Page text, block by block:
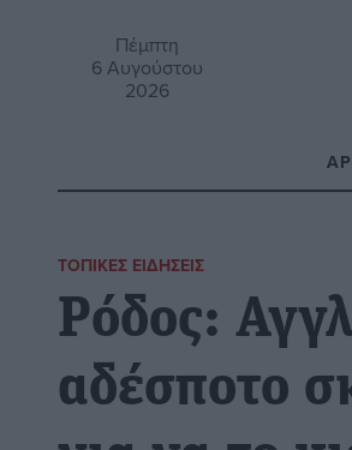
Πέμπτη
6 Αυγούστου
2026
ΤΟΠΙΚΈΣ ΕΙΔΉΣΕΙΣ
Ρόδος:
αδέσποτο